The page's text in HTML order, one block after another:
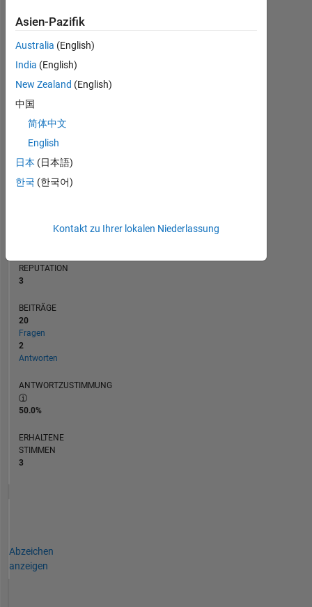
BEITRÄGE L
0
2
3
4
5
REPUTATION
3
BEITRÄGE
20
Fragen
2
Antworten
ANTWORTZUSTIMMUNG
50.0%
ERHALTENE
STIMMEN
3
Abzeichen
anzeigen
Asien-Pazifik
Australia (English)
India (English)
New Zealand (English)
中国
简体中文
English
日本 (日本語)
한국 (한국어)
Kontakt zu Ihrer lokalen Niederlassung